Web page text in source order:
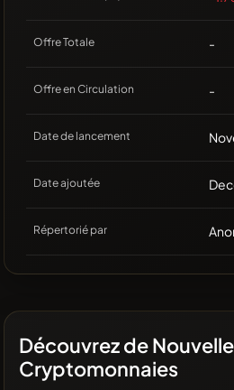
Offre Totale -
Offre en Circulation -
Date de lancement
Date ajoutée
Répertorié par
Découvrez de
Cryptomonnaies